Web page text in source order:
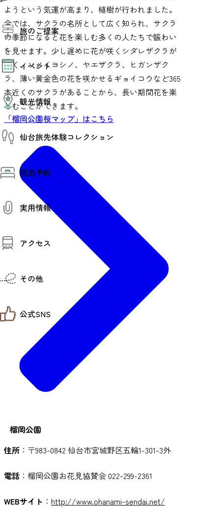
復興に向けて
仙台観光PR動画ライブラリー
仙台から行く東北周遊旅
伝統的工芸品
特集
夜時間トピックス
旅のご提案
モデルコース
AIおまかせコース
オリジナルプラン
みんなの旅行記
イベント
イベント情報
その他イベント情報（音楽・展示会）
スポーツ情報
コンベンション情報
観光情報
観光スポット
温泉
美味いもの
季節のイベント
プロスポーツチーム・プロオーケストラ
仙台の銘品
仙台夜時間
宿泊施設
仙台観光マップ
仙台旅先体験コレクション
仙台旅先体験コレクション
体験プログラム検索（予約）
体験事業者からのお知らせ
体験トピックス
体験事業者
宿泊予約
宿泊予約
実用情報
お役立ち情報
アクセス
市内の交通情報
その他
お問い合わせ
教育旅行
観光マップ
せんだい旅日和とは
サイト利用規約
プライバシーポリシー
サイトマップ
仙臺写真館フォトギャラリー
公式SNS
せんだい旅日和 X
せんだい旅日和 Instagram
せんだい旅日和 Facebook
仙台旅先体験コレクション Facebook
仙台旅先体験コレクション Instagaram
ようという気運が高まり、植樹が行われました。
今では、サクラの名所として広く知られ、サクラ
の季節になると花を楽しむ多くの人たちで賑わい
を見せます。少し遅めに花が咲くシダレザクラが
多く、ソメイヨシノ、ヤエザクラ、ヒガンザク
ラ、薄い黄金色の花を咲かせるギョイコウなど365
本近くのサクラがあることから、長い期間花を楽
しむことができます。
「榴岡公園桜マップ」はこちら
榴岡公園
住所 ：〒983-0842 仙台市宮城野区五輪1-301-3外
電話 ：榴岡公園お花見協賛会 022-299-2361
WEBサイト ： http://www.ohanami-sendai.net/